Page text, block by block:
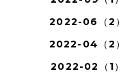
2022-06（2）
2022-04（2）
2022-02（1）